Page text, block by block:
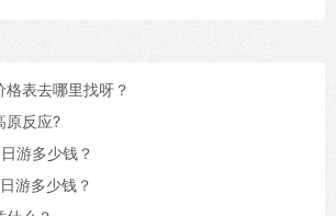
表去哪里找呀？
原反应?
游多少钱？
游多少钱？